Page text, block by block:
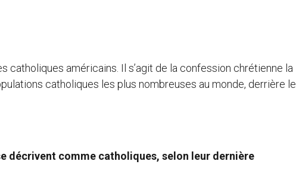
catholiques américains. Il s’agit de la confession chrétienne la
catholiques les plus nombreuses au monde, derrière le
décrivent comme catholiques, selon leur dernière